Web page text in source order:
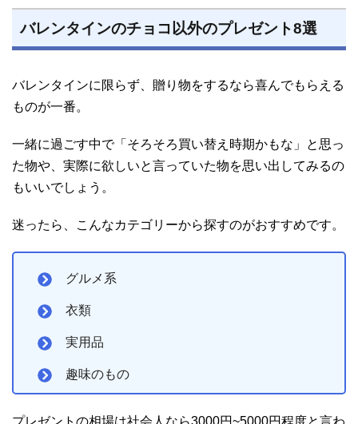
バレンタインのチョコ以外のプレゼント8選
バレンタインに限らず、贈り物をするなら喜んでもらえる
ものが一番。
一緒に過ごす中で「そろそろ買い替え時期かもな」と思っ
た物や、実際に欲しいと言っていた物を思い出してみるの
もいいでしょう。
迷ったら、こんなカテゴリーから探すのがおすすめです。
グルメ系
衣類
実用品
趣味のもの